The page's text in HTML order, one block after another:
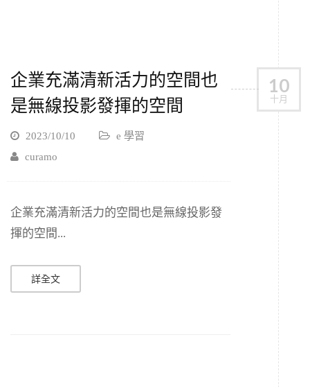
10
十月
企業充滿清新活力的空間也
是無線投影發揮的空間
2023/10/10
e 學習
curamo
企業充滿清新活力的空間也是無線投影發
揮的空間...
詳全文